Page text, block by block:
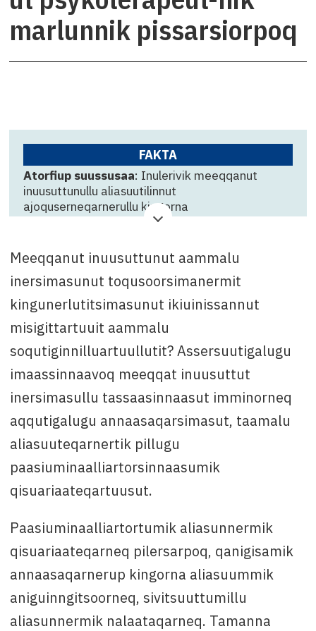
marlunnik pissarsiorpoq
FAKTA
Atorfiup suussusaa: Inulerivik meeqqanut
inuusuttunullu aliasuutilinnut
ajoquserneqarnerullu kingorna
kingunerlutsitsisimasunut psykoterapeut-nik
Suliffeqarfik: Inulerivik
Qinnuteqarfissamut killigititaq: 30. september
Attavissaq: Naja Lund Kielsen, mail:
nalk@nanoq.gl imaluunniit tlf. +299 56 26 27
Meeqqanut inuusuttunut aammalu
inersimasunut toqusoorsimanermit
kingunerlutitsimasunut ikiuinissannut
misigittartuuit aammalu
soqutiginnilluartuullutit? Assersuutigalugu
imaassinnaavoq meeqqat inuusuttut
inersimasullu tassaasinnaasut imminorneq
aqqutigalugu annaasaqarsimasut, taamalu
aliasuuteqarnertik pillugu
paasiuminaalliartorsinnaasumik
qisuariaateqartuusut.
Paasiuminaalliartortumik aliasunnermik
qisuariaateqarneq pilersarpoq, qanigisamik
annaasaqarnerup kingorna aliasuummik
aniguinngitsoorneq, sivitsuuttumillu
aliasunnermik nalaataqarneq. Tamanna